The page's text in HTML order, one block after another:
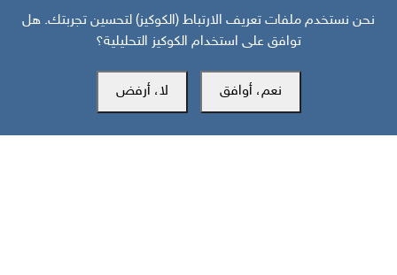
نحن نستخدم ملفات تعريف الارتباط (الكوكيز) لتحسين تجربتك. هل
توافق على استخدام الكوكيز التحليلية؟
نعم، أوافق لا، أرفض